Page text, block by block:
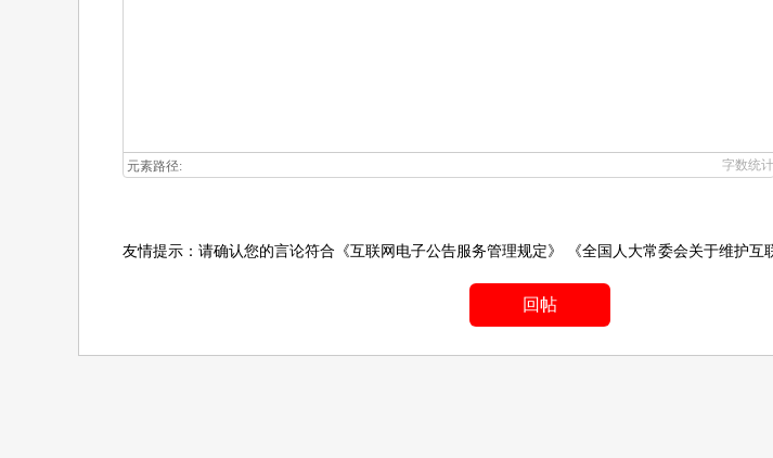
元素路径: 字数统计
友情提示：请确认您的言论符合 《互联网电子公告服务管理规定》 《全国人大常委会关于维护互
回帖